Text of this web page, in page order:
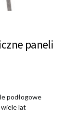
paneli
podłogowe
lat